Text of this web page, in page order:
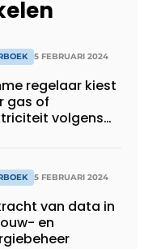
5 FEBRUARI 2024
regelaar kiest
gas of
volgens
5 FEBRUARI 2024
van data in
en